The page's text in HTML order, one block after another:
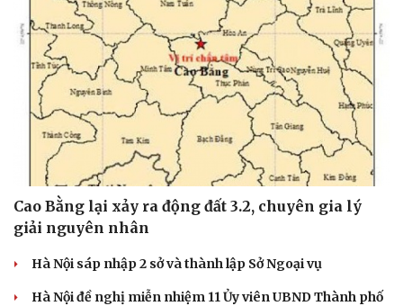
Cao Bằng lại xảy ra động đất 3.2, chuyên gia lý
giải nguyên nhân
Hà Nội sáp nhập 2 sở và thành lập Sở Ngoại vụ
Hà Nội đề nghị miễn nhiệm 11 Ủy viên UBND Thành phố